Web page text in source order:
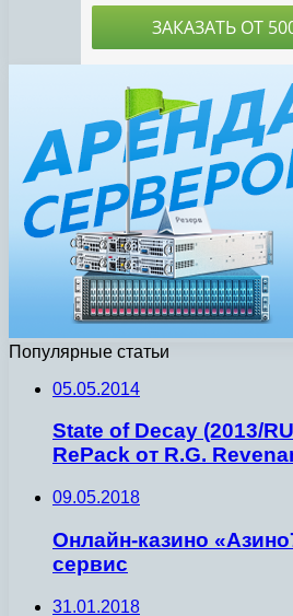
Популярные статьи
05.05.2014
State of Decay (2013/
RePack от R.G.
09.05.2018
Онлайн-казино
сервис
31.01.2018